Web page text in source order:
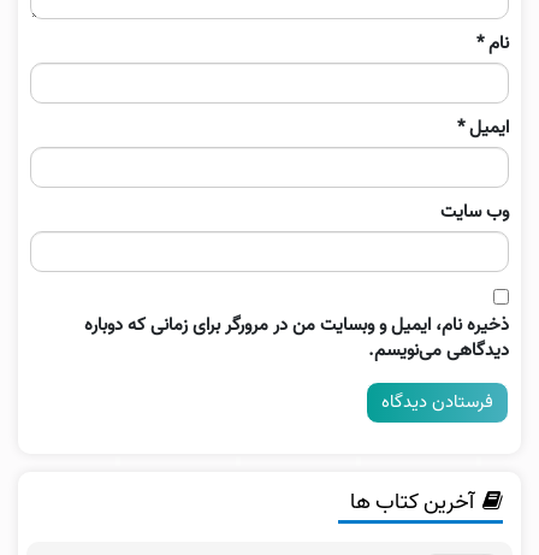
نام*
ایمیل*
وب‌ سایت
ذخیره نام، ایمیل و وبسایت من در مرورگر برای زمانی که دوباره
دیدگاهی می‌نویسم.
آخرین کتاب ها